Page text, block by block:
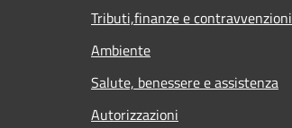
Tributi,finanze e contravvenzioni
Ambiente
Salute, benessere e assistenza
Autorizzazioni